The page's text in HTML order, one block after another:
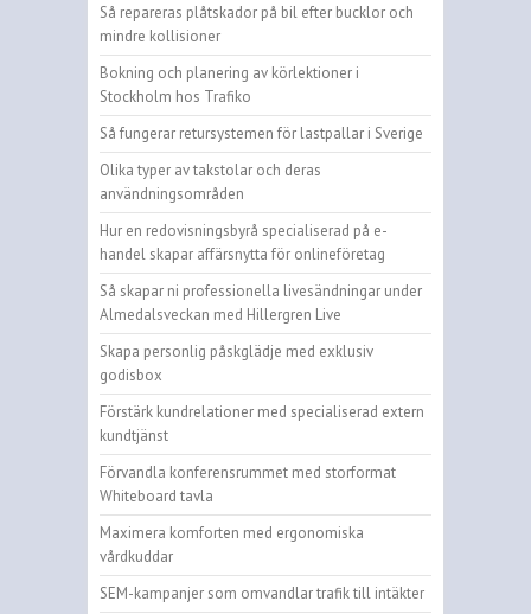
Så repareras plåtskador på bil efter bucklor och
mindre kollisioner
Bokning och planering av körlektioner i
Stockholm hos Trafiko
Så fungerar retursystemen för lastpallar i Sverige
Olika typer av takstolar och deras
användningsområden
Hur en redovisningsbyrå specialiserad på e-
handel skapar affärsnytta för onlineföretag
Så skapar ni professionella livesändningar under
Almedalsveckan med Hillergren Live
Skapa personlig påskglädje med exklusiv
godisbox
Förstärk kundrelationer med specialiserad extern
kundtjänst
Förvandla konferensrummet med storformat
Whiteboard tavla
Maximera komforten med ergonomiska
vårdkuddar
SEM-kampanjer som omvandlar trafik till intäkter